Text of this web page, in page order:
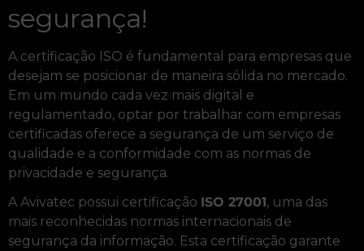
segurança!
A certificação ISO é fundamental para empresas que
desejam se posicionar de maneira sólida no mercado.
Em um mundo cada vez mais digital e
regulamentado, optar por trabalhar com empresas
certificadas oferece a segurança de um serviço de
qualidade e a conformidade com as normas de
privacidade e segurança.
A Avivatec possui certificação ISO 27001, uma das
mais reconhecidas normas internacionais de
segurança da informação. Esta certificação garante